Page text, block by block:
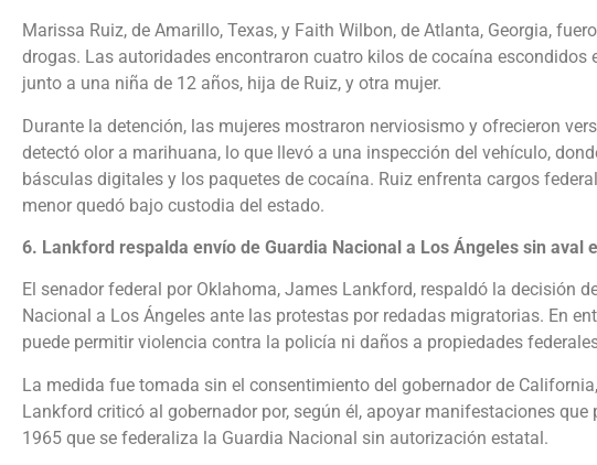
Marissa Ruiz, de Amarillo, Texas, y Faith Wilbon, de Atlanta, Georgia,
drogas. Las autoridades encontraron cuatro kilos de cocaína
junto a una niña de 12 años, hija de Ruiz, y otra mujer.
Durante la detención, las mujeres mostraron nerviosismo y ofrecieron
detectó olor a marihuana, lo que llevó a una inspección del vehículo,
básculas digitales y los paquetes de cocaína. Ruiz enfrenta cargos
menor quedó bajo custodia del estado.
6. Lankford respalda envío de Guardia Nacional a Los Ángeles sin aval
El senador federal por Oklahoma, James Lankford, respaldó la decisión
Nacional a Los Ángeles ante las protestas por redadas migratorias. En
puede permitir violencia contra la policía ni daños a propiedades
La medida fue tomada sin el consentimiento del gobernador de
Lankford criticó al gobernador por, según él, apoyar manifestaciones
1965 que se federaliza la Guardia Nacional sin autorización estatal.